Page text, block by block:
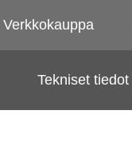
Verkkokauppa
Tekniset tiedot